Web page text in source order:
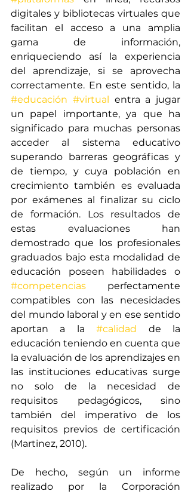
digitales y bibliotecas virtuales que
facilitan el acceso a una amplia
gama de información,
enriqueciendo así la experiencia
del aprendizaje, si se aprovecha
#educación #virtual entra a jugar
un papel importante, ya que ha
significado para muchas personas
acceder al sistema educativo
superando barreras geográficas y
de tiempo, y cuya población en
crecimiento también es evaluada
por exámenes al finalizar su ciclo
de formación. Los resultados de
estas evaluaciones han
demostrado que los profesionales
graduados bajo esta modalidad de
#competencias perfectamente
compatibles con las necesidades
del mundo laboral y en ese sentido
aportan a la #calidad de la
educación teniendo en cuenta que
la evaluación de los aprendizajes en
las instituciones educativas surge
no solo de la necesidad de
requisitos pedagógicos, sino
también del imperativo de los
requisitos previos de certificación
(Martinez, 2010).
De hecho, según un informe
realizado por la Corporación